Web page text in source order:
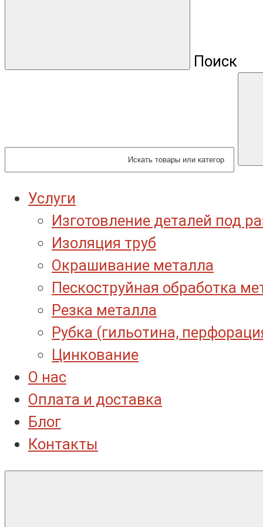
Поиск
Услуги
Изготовление деталей под
Изоляция труб
Окрашивание металла
Пескоструйная обработка
Резка металла
Рубка (гильотина,
Цинкование
О нас
Оплата и доставка
Блог
Контакты